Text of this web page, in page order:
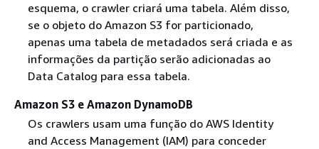
esquema, o crawler criará uma tabela. Além disso,
se o objeto do Amazon S3 for particionado,
apenas uma tabela de metadados será criada e as
informações da partição serão adicionadas ao
Data Catalog para essa tabela.
Amazon S3 e Amazon DynamoDB
Os crawlers usam uma função do AWS Identity
and Access Management (IAM) para conceder